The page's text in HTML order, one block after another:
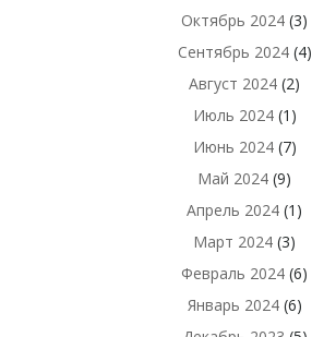
Октябрь 2024 (3)
Сентябрь 2024(4)
Август 2024 (2)
Июль 2024(1)
Июнь 2024(7)
Май 2024 (9)
Апрель 2024 (1)
Март 2024 (3)
Февраль 2024 (6)
Январь 2024(6)